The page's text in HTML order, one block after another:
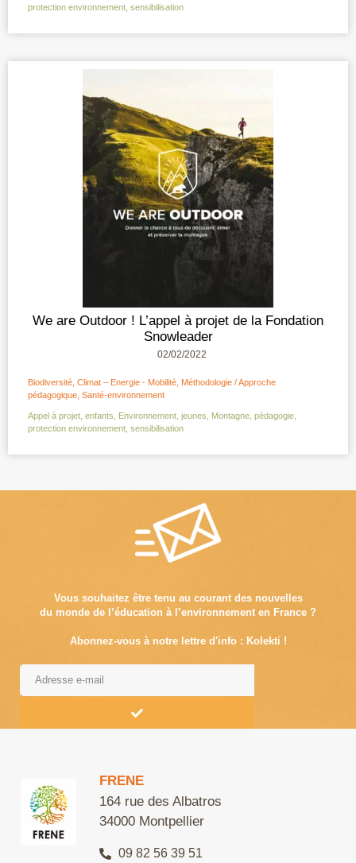
protection environnement sensibilisation
We are Outdoor ! L’appel à projet de la Fondation
Snowleader
02/02/2022
Biodiversité Climat – Energie - Mobilité Méthodologie / Approche
pédagogique Santé-environnement
Appel à projet enfants Environnement jeunes Montagne pédagogie
protection environnement sensibilisation
Vous souhaitez être tenu au courant des nouvelles
du monde de l’éducation à l’environnement en France ?
Abonnez-vous à notre lettre d'info : Kolekti !
FRENE
164 rue des Albatros
34000 Montpellier
09 82 56 39 51